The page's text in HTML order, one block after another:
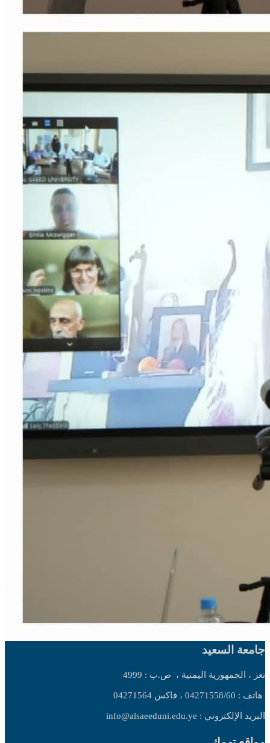
جامعة السعيد
تعز ، الجمهورية اليمنية ، ص.ب : 4999
هاتف : 04271558/60 ، فاكس 04271564
البريد الإلكتروني : info@alsaeeduni.edu.ye